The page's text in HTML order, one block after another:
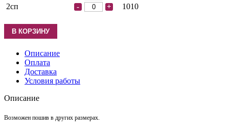
2сп
- + 1010
Описание
Оплата
Доставка
Условия работы
Описание
Возможен пошив в других размерах.